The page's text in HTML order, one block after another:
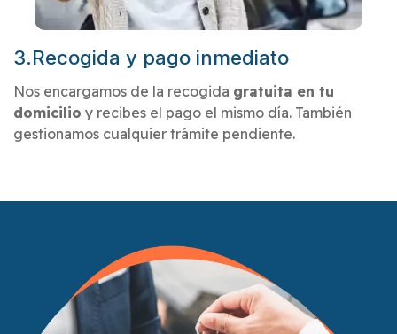
3.Recogida y pago inmediato
Nos encargamos de la recogida gratuita en tu
domicilio y recibes el pago el mismo día. También
gestionamos cualquier trámite pendiente.